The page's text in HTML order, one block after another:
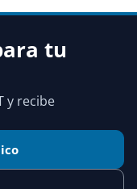
tu
y recibe